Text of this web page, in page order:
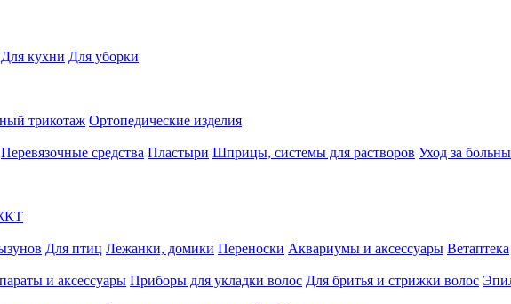
Для кухни Для уборки
трикотаж Ортопедические изделия
Перевязочные средства Пластыри Шприцы, системы для растворов Уход за
Для птиц Лежанки, домики Переноски Аквариумы и аксессуары Ветаптека
и аксессуары Приборы для укладки волос Для бритья и стрижки волос